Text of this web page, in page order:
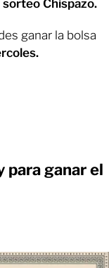
sorteo Chispazo.
ganar la bolsa
para ganar el